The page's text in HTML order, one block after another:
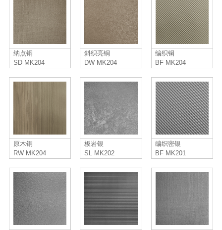
纳点铜
SD MK204
斜织亮铜
DW MK204
编织铜
BF MK204
原木铜
RW MK204
板岩银
SL MK202
编织密银
BF MK201